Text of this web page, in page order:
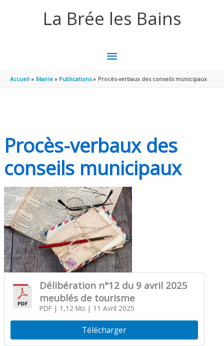
La Brée les Bains
MENU
PRINCIPAL
Accueil Mairie Publications Procès-verbaux des conseils municipaux
Procès-verbaux des
conseils municipaux
Délibération n°12 du 9 avril 2025
meublés de tourisme
PDF| 1,12 Mo | 11 Avril 2025
Télécharger